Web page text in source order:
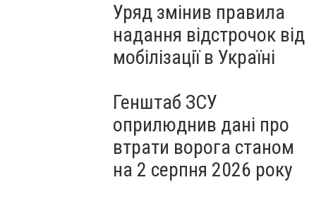
Уряд змінив правила
надання відстрочок від
мобілізації в Україні
Генштаб ЗСУ
оприлюднив дані про
втрати ворога станом
на 2 серпня 2026 року